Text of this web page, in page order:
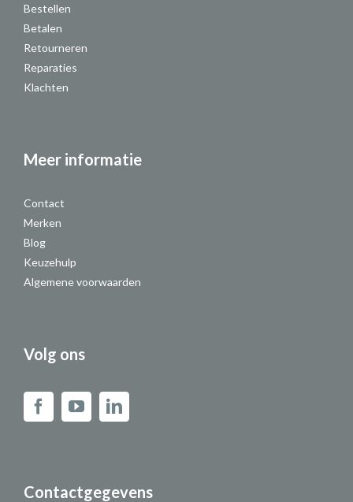
Bestellen
Betalen
Retourneren
Reparaties
Klachten
Meer informatie
Contact
Merken
Blog
Keuzehulp
Algemene voorwaarden
Volg ons
Contactgegevens